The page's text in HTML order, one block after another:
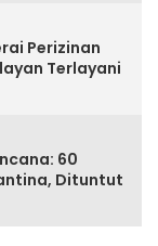
Perizinan
Terlayani
60
Dituntut